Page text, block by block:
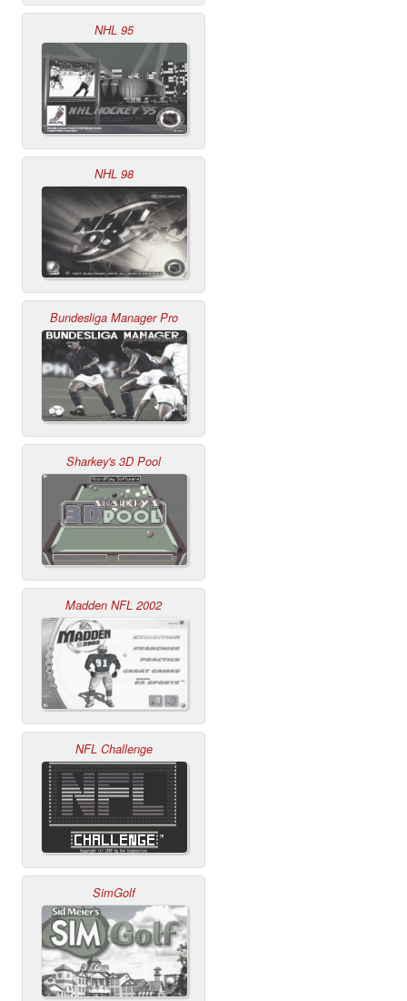
NHL 95
NHL 98
Bundesliga Manager Pro
Sharkey's 3D Pool
Madden NFL 2002
NFL Challenge
SimGolf